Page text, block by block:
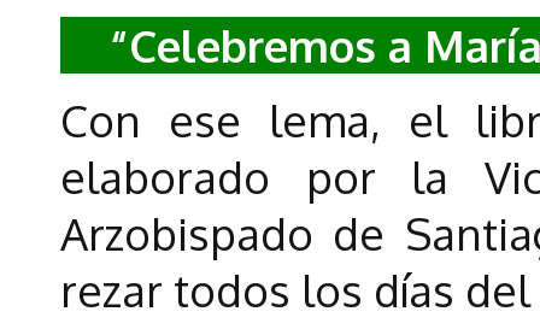
“Celebremos a
Con ese lema, el
elaborado por la
Arzobispado de
rezar todos los días